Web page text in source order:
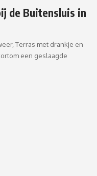
de Buitensluis in
Terras met drankje en
een geslaagde